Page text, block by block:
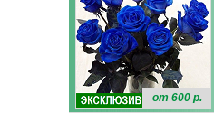
от 600 р.